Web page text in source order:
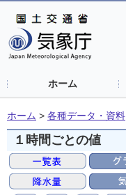
ホーム
ホーム > 各種データ・資料
１時間ごとの値